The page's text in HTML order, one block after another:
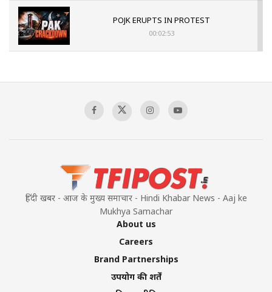
POJK ERUPTS IN PROTEST
00:02:53
Sagar
हिंदी खबर - आज के मुख्य समाचार - Hindi Khabar News - Aaj ke
Mukhya Samachar
About us
Careers
Brand Partnerships
उपयोग की शर्तें